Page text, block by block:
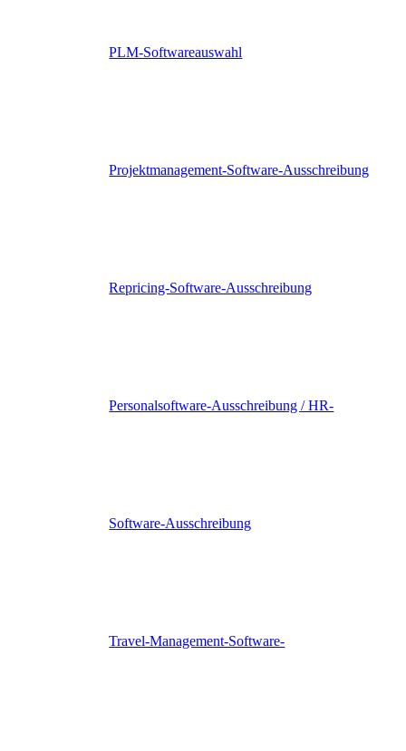
PLM-Softwareauswahl
Projektmanagement-Software-Ausschreibung
Repricing-Software-Ausschreibung
Personalsoftware-Ausschreibung / HR-
Software-Ausschreibung
Travel-Management-Software-